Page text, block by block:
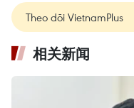
Theo dõi VietnamPlus
相关新闻